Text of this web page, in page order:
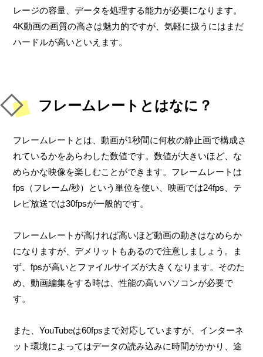
レージの容量、データを処理する能力が必要になります。
4K動画の画質の高さは魅力的ですが、気軽に扱うにはまだ
ハードルが高いといえます。
フレームレートとはなに？
フレームレートとは、動画が1秒間に何枚の静止画で構成さ
れているかをあらわした数値です。数値が大きいほど、な
めらかな映像を楽しむことができます。フレームレートは
fps（フレーム/秒）という単位を使い、映画では24fps、テ
レビ放送では30fpsが一般的です。
フレームレートが高ければ高いほど動画の動きはなめらか
になりますが、デメリットもあるので注意しましょう。ま
ず、fpsが高いとファイルサイズが大きくなります。そのた
め、動画編集をする時は、性能の高いパソコンが必要で
す。
また、YouTubeは60fpsまで対応していますが、インターネ
ット環境によってはデータの読み込みに時間がかかり、途